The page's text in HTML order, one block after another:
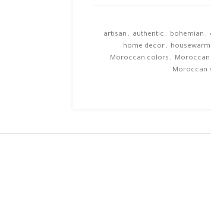
artisan , authentic , bohemian ,
home decor ,
Moroccan colors , Moroccan
Moroccan